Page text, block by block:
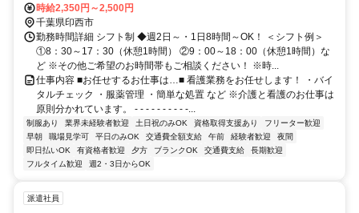
時給2,350円～2,500円
千葉県印西市
勤務時間詳細 シフト制 ◆週2日～・1日8時間～OK！ ＜シフト例＞
①8：30～17：30（休憩1時間） ②9：00～18：00（休憩1時間）な
ど ※その他ご希望のお時間帯もご相談ください！ ※時...
仕事内容 ■お任せするお仕事は…■ 看護業務をお任せします！ ・バイ
タルチェック ・服薬管理 ・簡単な処置 など ※介護と看護のお仕事は
原則分かれています。 - - - - - - - - - -...
制服あり 業界未経験者歓迎 土日祝のみOK 資格取得支援あり
フリーター歓迎
早朝
職場見学可 平日のみOK 交通費全額支給 午前 経験者歓迎
夜間
即日払いOK
有資格者歓迎 夕方 ブランクOK 交通費支給
長期歓迎
フルタイム歓迎
週2・3日からOK
派遣社員